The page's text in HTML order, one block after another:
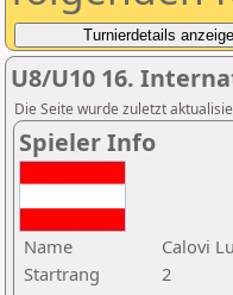
U8/U10 16.
Die Seite wurde zuletzt
Spieler Info
Name
Calovi
Startrang
2